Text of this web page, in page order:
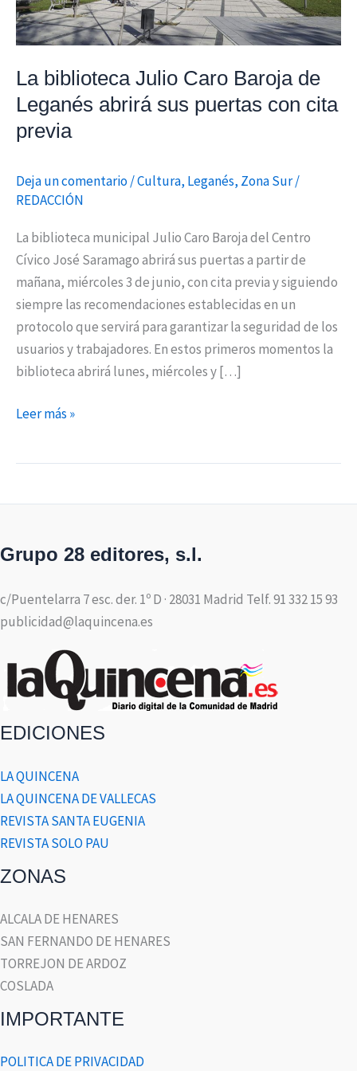
La biblioteca Julio Caro Baroja de
Leganés abrirá sus puertas con cita
previa
Deja un comentario/Cultura, Leganés, Zona Sur/
REDACCIÓN
La biblioteca municipal Julio Caro Baroja del Centro
Cívico José Saramago abrirá sus puertas a partir de
mañana, miércoles 3 de junio, con cita previa y siguiendo
siempre las recomendaciones establecidas en un
protocolo que servirá para garantizar la seguridad de los
usuarios y trabajadores. En estos primeros momentos la
biblioteca abrirá lunes, miércoles y […]
sus
puertas
cita
previa
Leer más »
Grupo 28 editores, s.l.
c/Puentelarra 7 esc. der. 1º D · 28031 Madrid Telf. 91 332 15 93
publicidad@laquincena.es
EDICIONES
LA QUINCENA
LA QUINCENA DE VALLECAS
REVISTA SANTA EUGENIA
REVISTA SOLO PAU
ZONAS
ALCALA DE HENARES
SAN FERNANDO DE HENARES
TORREJON DE ARDOZ
COSLADA
IMPORTANTE
POLITICA DE PRIVACIDAD